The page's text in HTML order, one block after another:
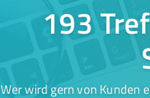
193
Wer wird gern von Kunden